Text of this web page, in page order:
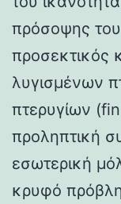
πρόσοψης
προσεκτικός
λυγισμένων
πτερυγίων (fin
προληπτική
εσωτερική
κρυφό